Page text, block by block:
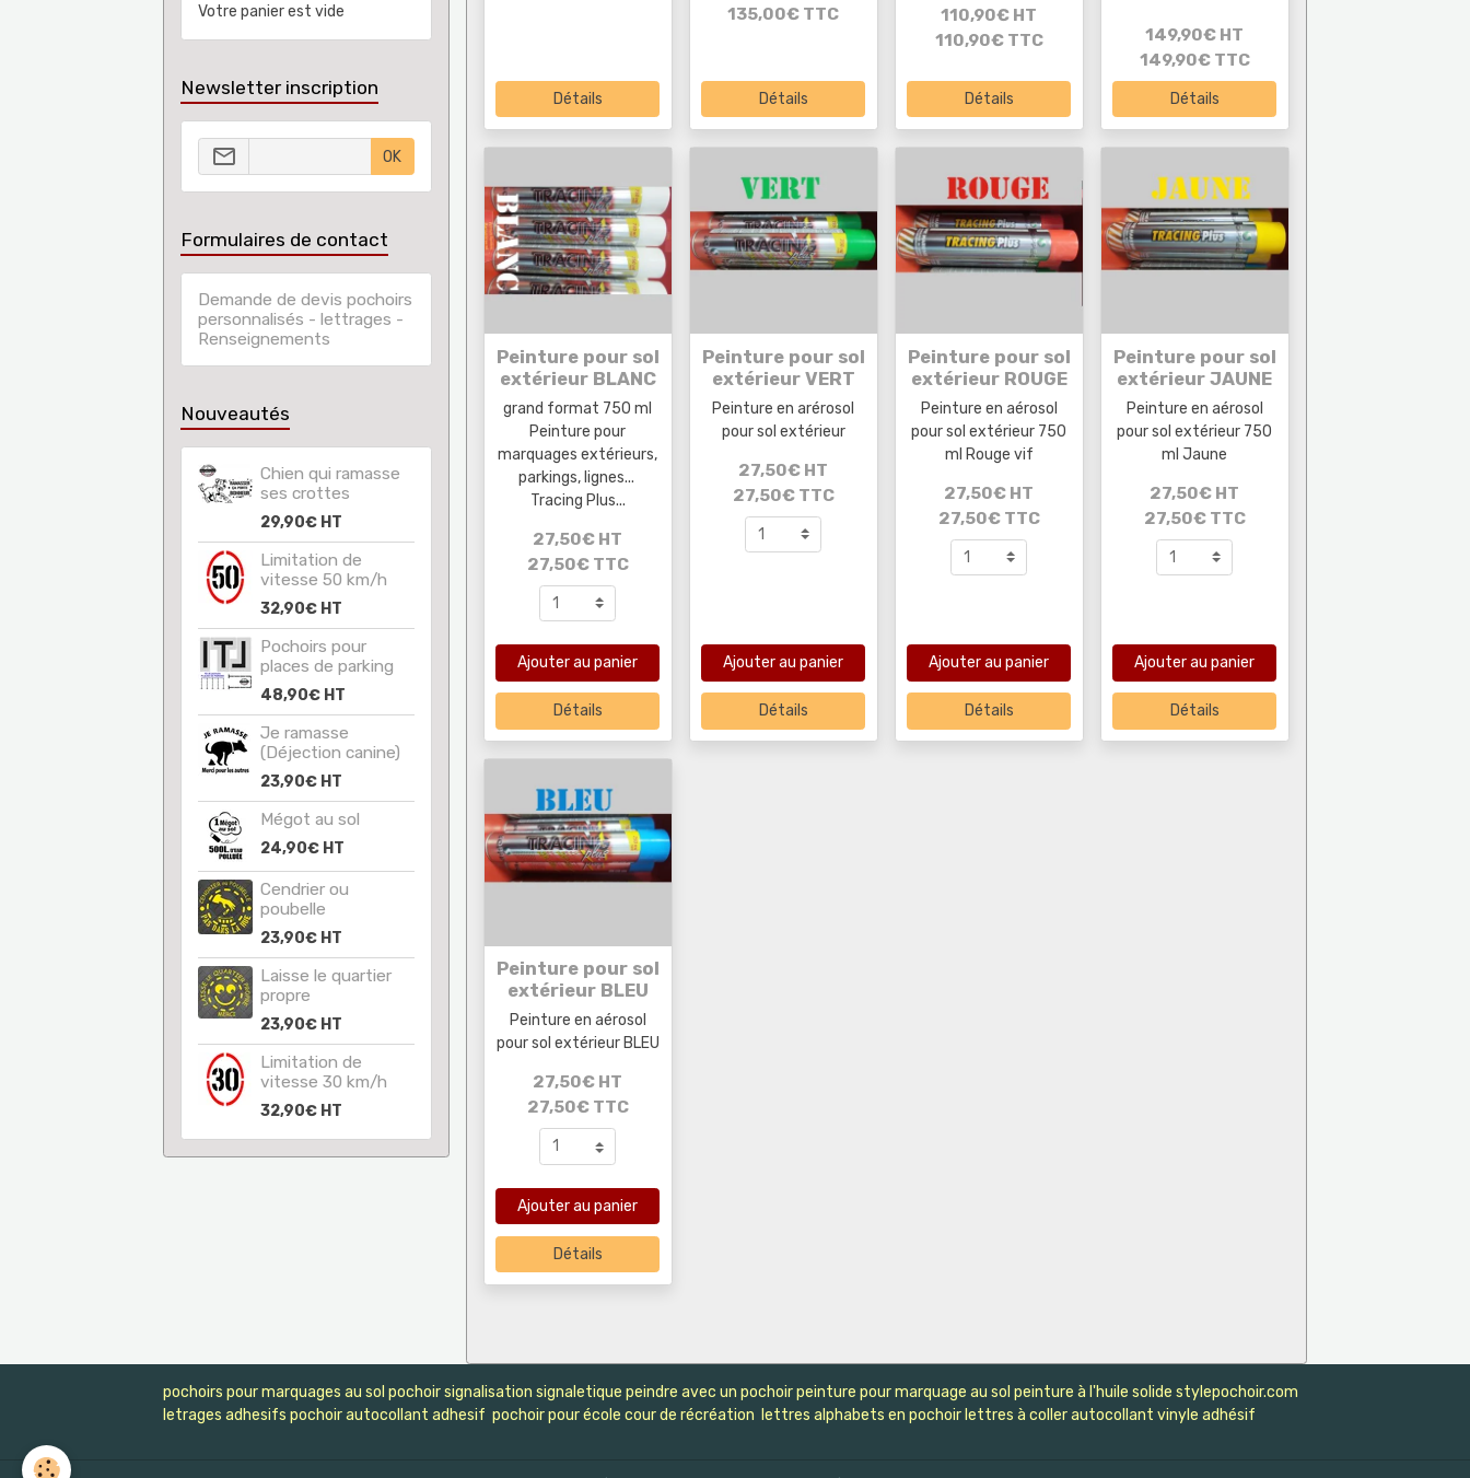
Détails
135,00€ TTC
Détails
110,90€ HT
110,90€ TTC
Détails
149,90€ HT
149,90€ TTC
Détails
Peinture pour sol
extérieur BLANC
grand format 750 ml
Peinture pour
marquages extérieurs,
parkings, lignes...
Tracing Plus...
27,50€ HT
27,50€ TTC
Ajouter au panier
Détails
Peinture pour sol
extérieur VERT
Peinture en arérosol
pour sol extérieur
27,50€ HT
27,50€ TTC
Ajouter au panier
Détails
Peinture pour sol
extérieur ROUGE
Peinture en aérosol
pour sol extérieur 750
ml Rouge vif
27,50€ HT
27,50€ TTC
Ajouter au panier
Détails
Peinture pour sol
extérieur JAUNE
Peinture en aérosol
pour sol extérieur 750
ml Jaune
27,50€ HT
27,50€ TTC
Ajouter au panier
Détails
Peinture pour sol
extérieur BLEU
Peinture en aérosol
pour sol extérieur BLEU
27,50€ HT
27,50€ TTC
Ajouter au panier
Détails
Votre panier est vide
Newsletter inscription
OK
Formulaires de contact
Demande de devis pochoirs
personnalisés - lettrages -
Renseignements
Nouveautés
Chien qui ramasse
ses crottes
29,90€ HT
Limitation de
vitesse 50 km/h
32,90€ HT
Pochoirs pour
places de parking
48,90€ HT
Je ramasse
(Déjection canine)
23,90€ HT
Mégot au sol
24,90€ HT
Cendrier ou
poubelle
23,90€ HT
Laisse le quartier
propre
23,90€ HT
Limitation de
vitesse 30 km/h
32,90€ HT
pochoirs pour marquages au sol pochoir signalisation signaletique peindre avec un pochoir peinture pour marquage au sol peinture à l'huile solide stylepochoir.com
letrages adhesifs pochoir autocollant adhesif pochoir pour école cour de récréation lettres alphabets en pochoir lettres à coller autocollant vinyle adhésif